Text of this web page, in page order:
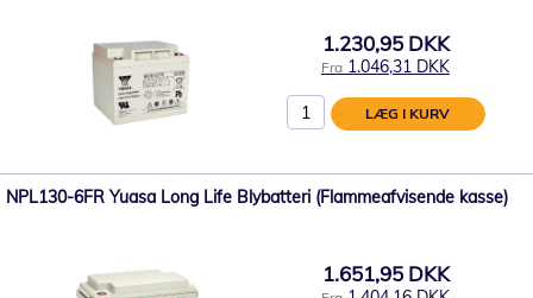
1.230,95 DKK
Fra 1.046,31 DKK
LÆG I KURV
NPL130-6FR Yuasa Long Life Blybatteri (Flammeafvisende kasse)
1.651,95 DKK